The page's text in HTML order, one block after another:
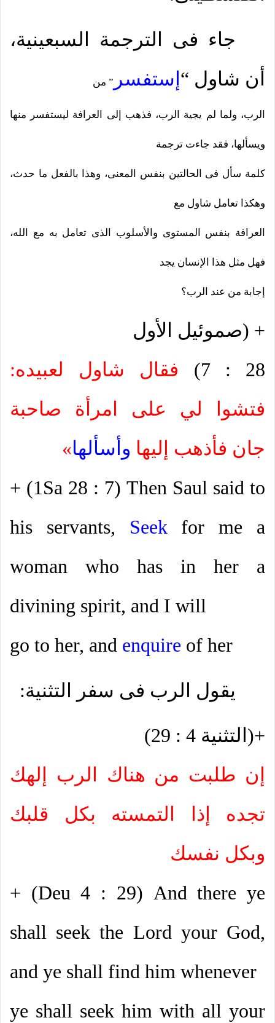
جاء فى الترجمة السبعينية،
أن شاول “إستفسر ” من
الرب، ولما لم يجية الرب، فذهب إلى العرافة ليستفسر منها
ويسألها، فقد جاءت ترجمة
كلمة سأل فى الحالتين بنفس المعنى، وهذا بالفعل ما حدث،
وهكذا تعامل شاول مع
العرافة بنفس المستوى والأسلوب الذى تعامل به مع الله،
فهل مثل هذا الإنسان يجد
إجابة من عند الرب؟
+ (صموئيل الأول
28 : 7)
فقال شاول لعبيده:
فتشوا لي على امرأة صاحبة
جان فأذهب إليها وأسألها»
+ (1Sa 28 : 7) Then Saul said to
his servants, Seek for me a
woman who has in her a
divining spirit, and I will
go to her, and enquire of her
يقول الرب فى سفر التثنية:
+(التثنية 4 : 29)
إن طلبت من هناك الرب إلهك
تجده إذا التمسته بكل قلبك
وبكل نفسك
+ (Deu 4 : 29) And there ye
shall seek the Lord your God,
and ye shall find him whenever
ye shall seek him with all your